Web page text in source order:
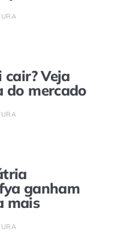
Veja
do mercado
ganham
mais